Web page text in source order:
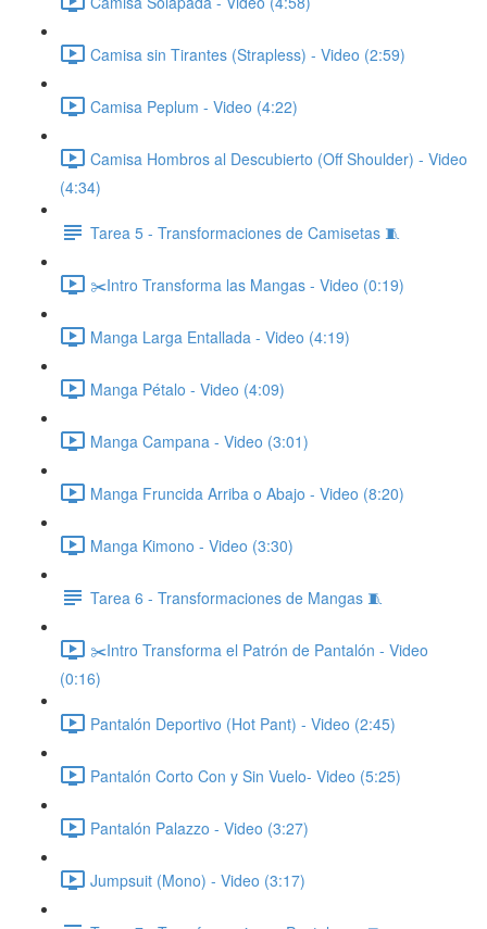
Camisa sin Tirantes (Strapless) - Video (2:59)
Camisa Peplum - Video (4:22)
Camisa Hombros al Descubierto (Off Shoulder) - Video
(4:34)
Tarea 5 - Transformaciones de Camisetas 🧵
✂️Intro Transforma las Mangas - Video (0:19)
Manga Larga Entallada - Video (4:19)
Manga Pétalo - Video (4:09)
Manga Campana - Video (3:01)
Manga Fruncida Arriba o Abajo - Video (8:20)
Manga Kimono - Video (3:30)
Tarea 6 - Transformaciones de Mangas 🧵
✂️Intro Transforma el Patrón de Pantalón - Video
(0:16)
Pantalón Deportivo (Hot Pant) - Video (2:45)
Pantalón Corto Con y Sin Vuelo- Video (5:25)
Pantalón Palazzo - Video (3:27)
Jumpsuit (Mono) - Video (3:17)